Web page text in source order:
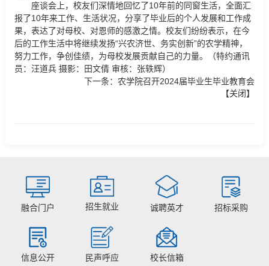
座谈会上，校友们深情地回忆了10年前的同窗生活，全面汇
报了10年来工作、生活状况，分享了毕业后的个人发展和工作成
果，表达了对母校、对恩师的感激之情。校友们纷纷表示，在今
后的工作生活中将继续发扬“兴农济世、务实创新”的农学精神，
努力工作，争创佳绩，为母校发展贡献自己的力量。（特约通讯
员：汪道兵 摄影：田文倩 审核：张轶辉）
下一条：农学院召开2024届毕业生毕业教育会
【关闭】
融合门户 招生就业 诚聘英才 招标采购
信息公开 民声呼应 校长信箱